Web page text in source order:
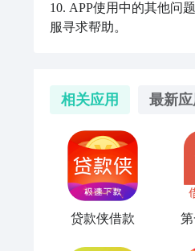
10. APP使用中的其他问
服寻求帮助。
相关应用 最新应
贷款侠借款